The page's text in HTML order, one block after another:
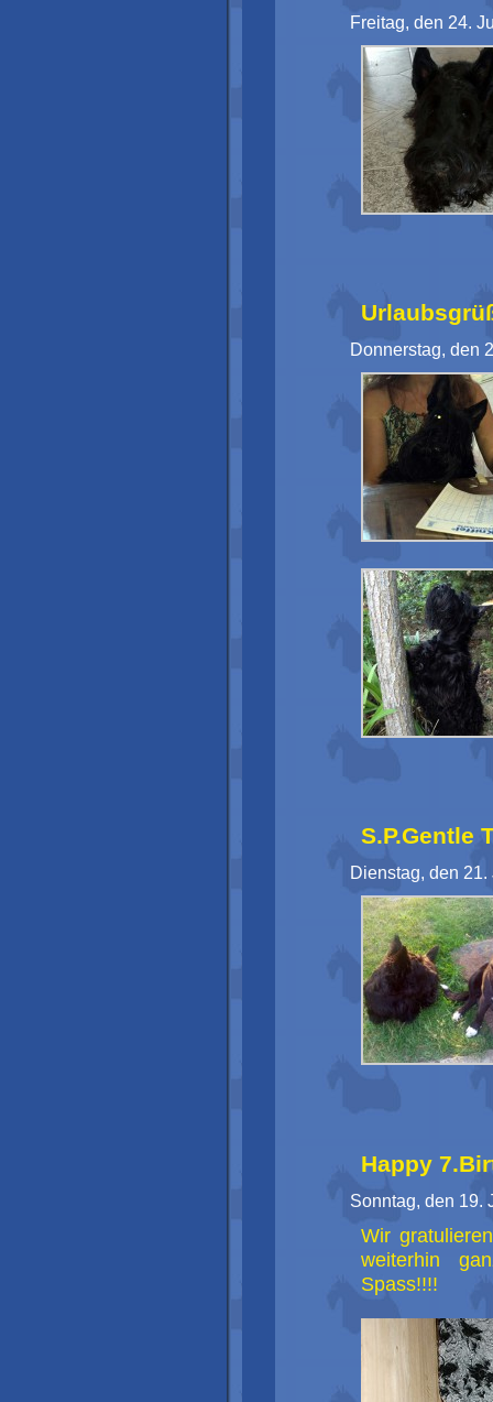
Freitag, den 24.
Donnerstag, den
S.P.Gentle
Dienstag, den
Happy
Sonntag, den 19.
Wir
weiterhin
Spass!!!!